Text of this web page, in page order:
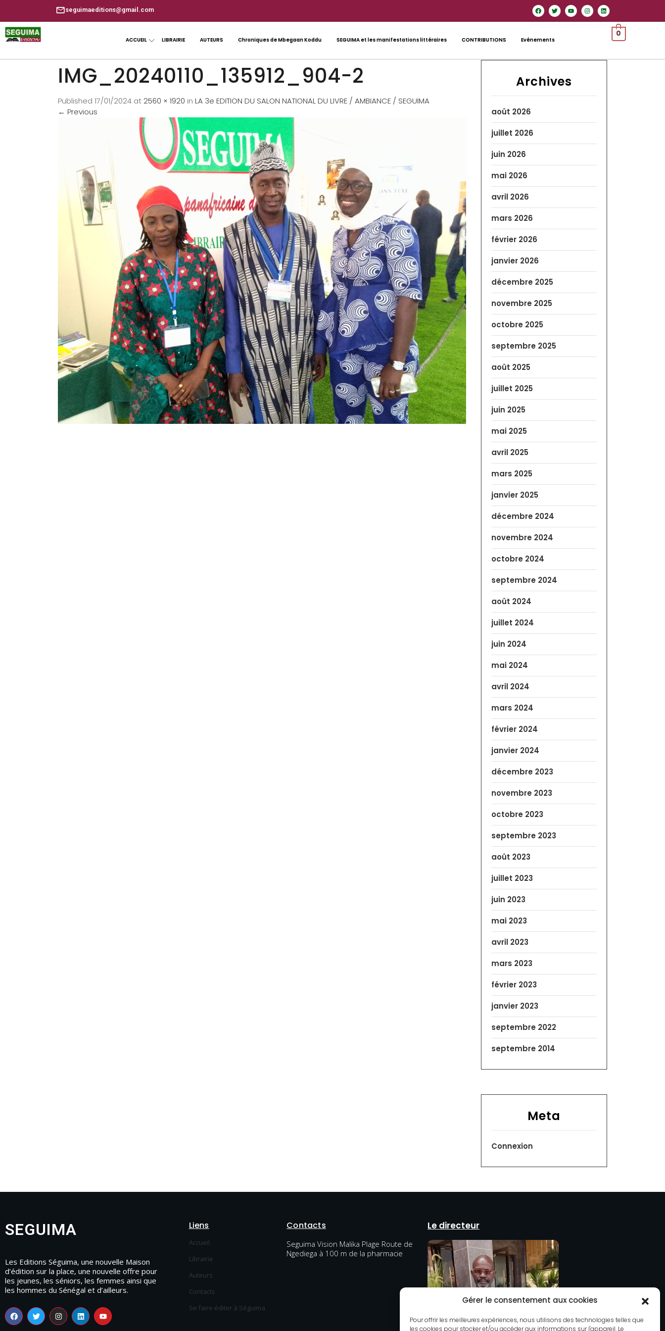
Gérer le consentement aux cookies
Pour offrir les meilleures expériences, nous utilisons des technologies telles que
les cookies pour stocker et/ou accéder aux informations sur l'appareil. Le
seguimaeditions@gmail.com
ACCUEIL LIBRAIRIE AUTEURS Chroniques de Mbegaan Koddu SEGUIMA et les manifestations littéraires CONTRIBUTIONS Evénements
0
IMG_20240110_135912_904-2
Published 17/01/2024 at 2560 × 1920 in LA 3e EDITION DU SALON NATIONAL DU LIVRE / AMBIANCE / SEGUIMA
← Previous
Archives
août 2026
juillet 2026
juin 2026
mai 2026
avril 2026
mars 2026
février 2026
janvier 2026
décembre 2025
novembre 2025
octobre 2025
septembre 2025
août 2025
juillet 2025
juin 2025
mai 2025
avril 2025
mars 2025
janvier 2025
décembre 2024
novembre 2024
octobre 2024
septembre 2024
août 2024
juillet 2024
juin 2024
mai 2024
avril 2024
mars 2024
février 2024
janvier 2024
décembre 2023
novembre 2023
octobre 2023
septembre 2023
août 2023
juillet 2023
juin 2023
mai 2023
avril 2023
mars 2023
février 2023
janvier 2023
septembre 2022
septembre 2014
Meta
Connexion
SEGUIMA
Les Editions Séguima, une nouvelle Maison
d’édition sur la place, une nouvelle offre pour
les jeunes, les séniors, les femmes ainsi que
les hommes du Sénégal et d’ailleurs.
Liens
Accueil
Librairie
Auteurs
Contacts
Se faire éditer à Séguima
Contacts
Seguima Vision Malika Plage Route de
Ngediega à 100 m de la pharmacie
Le directeur